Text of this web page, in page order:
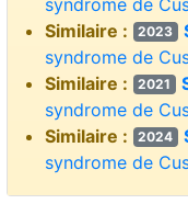
Similaire :
2023
syndrome de
Similaire : 2021
syndrome de
Similaire : 2024
syndrome de